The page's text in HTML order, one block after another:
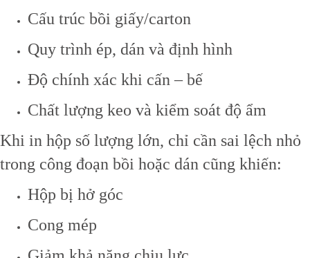
Cấu trúc bồi giấy/carton
Quy trình ép, dán và định hình
Độ chính xác khi cấn – bế
Chất lượng keo và kiểm soát độ ẩm
Khi in hộp số lượng lớn, chỉ cần sai lệch nhỏ
trong công đoạn bồi hoặc dán cũng khiến:
Hộp bị hở góc
Cong mép